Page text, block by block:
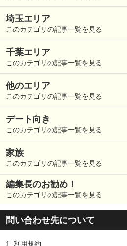
埼玉エリア
このカテゴリの記事一覧を見る
千葉エリア
このカテゴリの記事一覧を見る
他のエリア
このカテゴリの記事一覧を見る
デート向き
このカテゴリの記事一覧を見る
家族
このカテゴリの記事一覧を見る
編集長のお勧め！
このカテゴリの記事一覧を見る
問い合わせ先について
1. 利用規約